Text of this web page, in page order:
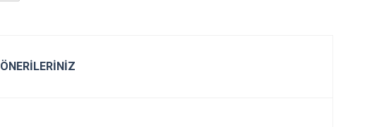
ÖNERILERINIZ